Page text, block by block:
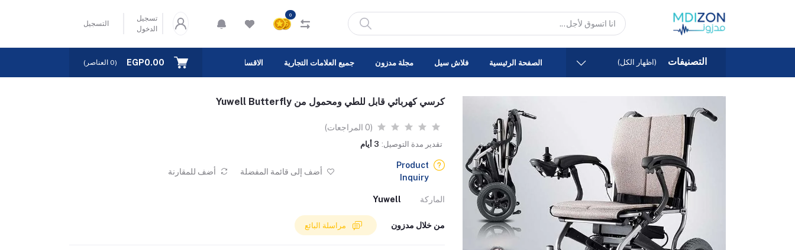
0
تسجيل
الدخول
التسجيل
التصنيفات (اظهار الكل) الصفحة الرئيسية فلاش سيل مجلة مدزون جميع العلامات التجارية الاقسام EGP0.00
(
0 العناصر)
كرسي كهربائي قابل للطي ومحمول من Yuwell Butterfly
(0 المراجعات)
تقدير مدة التوصيل: 3 أيام
Product
Inquiry
أضف إلى قائمة المفضلة أضف للمقارنة
الماركة Yuwell
من خلال مدزون